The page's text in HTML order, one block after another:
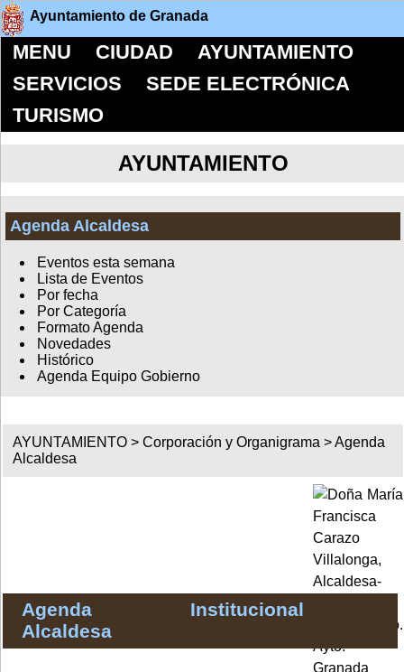
Ayuntamiento de Granada
MENU CIUDAD
AYUNTAMIENTO
SERVICIOS
SEDE ELECTRÓNICA
TURISMO
AYUNTAMIENTO
Agenda Alcaldesa
Eventos esta semana
Lista de Eventos
Por fecha
Por Categoría
Formato Agenda
Novedades
Histórico
Agenda Equipo Gobierno
AYUNTAMIENTO >Corporación y Organigrama >Agenda
Alcaldesa
Agenda Institucional
Alcaldesa